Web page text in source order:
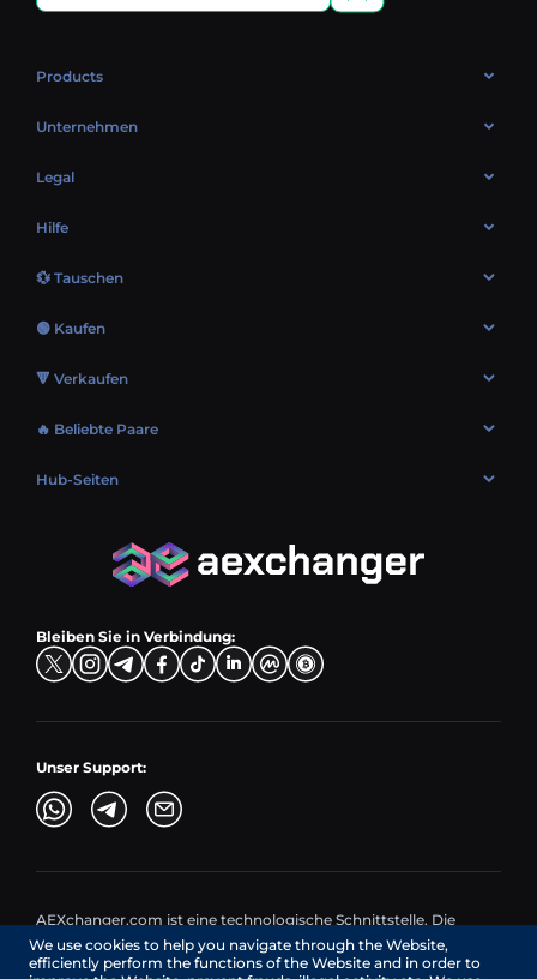
Products
OTC
Unternehmen
Über uns
Markt
Blog
Legal
Cookie-Richtlinie
AML-Richtlinie
Nutzungsbedingungen
Hilfe
Kontakte
Sitemap
💱 Tauschen
Bitcoin (BTC) umtauschen
Solana (SOL) umtauschen
XRP (XRP) umtauschen
🟢 Kaufen
EUR → BTC
USD → SOL
PLN → ETH
USD → XRP
🔻 Verkaufen
BTC → EUR
LTC → EUR
ADA → EUR
🔥 Beliebte Paare
USD → BTC
CZK → BNB (BSC)
DKK → DOGE
TRY → TON
Hub-Seiten
Tauschpaare
Bleiben Sie in Verbindung:
Unser Support:
AEXchanger.com ist eine technologische Schnittstelle. Die
Umtauschdienste werden von autorisierten Drittanbietern
bereitgestellt.
Dienstleistungen in Kanada werden von REMITTIX GLOBAL
We use cookies to help you navigate through the Website,
efficiently perform the functions of the Website and in order to